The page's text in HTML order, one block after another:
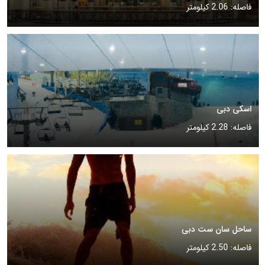
فاصله: 2.06 کیلومتر
اسکی دبی
فاصله: 2.28 کیلومتر
ساحل سان ست دبی
فاصله: 2.50 کیلومتر